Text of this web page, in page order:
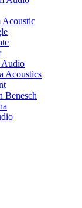
Acoustic
Audio
Acoustics
Benesch